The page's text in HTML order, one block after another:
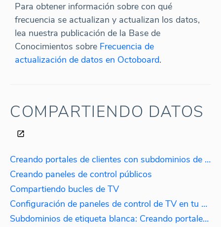
Para obtener información sobre con qué
frecuencia se actualizan y actualizan los datos,
lea nuestra publicación de la Base de
Conocimientos sobre Frecuencia de
actualización de datos en Octoboard.
COMPARTIENDO DATOS
Creando portales de clientes con subdominios de marca blanca
Creando paneles de control públicos
Compartiendo bucles de TV
Configuración de paneles de control de TV en tu oficina
Subdominios de etiqueta blanca: Creando portales de clientes